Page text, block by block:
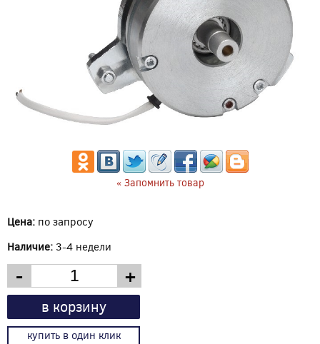
« Запомнить товар
Цена: по запросу
Наличие: 3-4 недели
- +
в корзину
купить в один клик